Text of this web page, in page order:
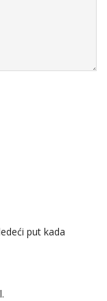
put kada